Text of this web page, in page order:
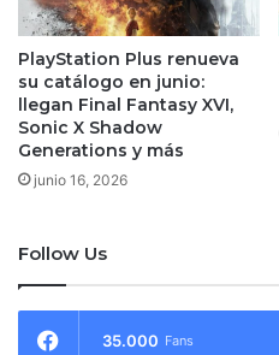
PlayStation Plus renueva
su catálogo en junio:
llegan Final Fantasy XVI,
Sonic X Shadow
Generations y más
junio 16, 2026
Follow Us
35.000 Fans